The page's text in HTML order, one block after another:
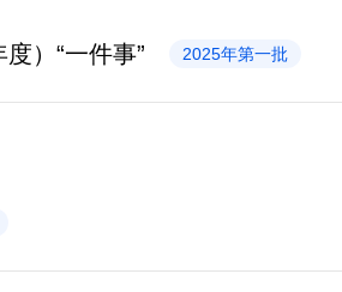
）“一件事” 2025年第一批